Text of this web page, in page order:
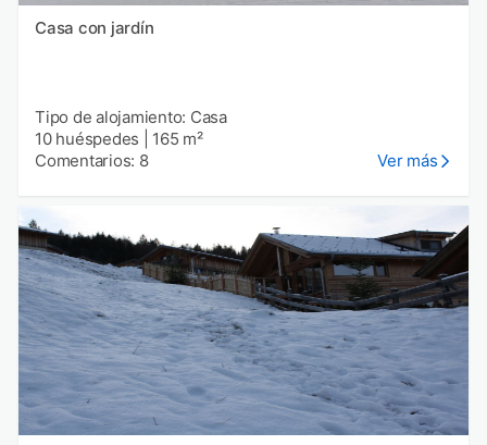
Casa con jardín
Tipo de alojamiento: Casa
10 huéspedes
165 m²
Comentarios: 8
Ver más